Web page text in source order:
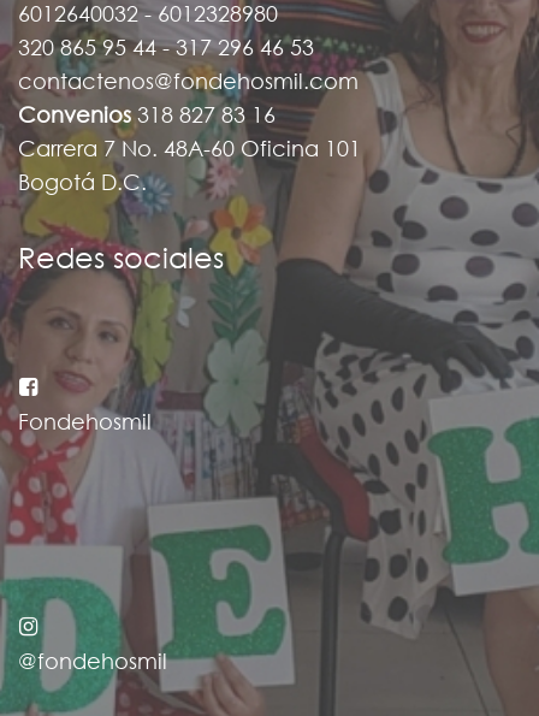
6012640032 - 6012328980
320 865 95 44 - 317 296 46 53
contactenos@fondehosmil.com
Convenios 318 827 83 16
Carrera 7 No. 48A-60 Oficina 101
Bogotá D.C.
Redes sociales
Fondehosmil
@fondehosmil